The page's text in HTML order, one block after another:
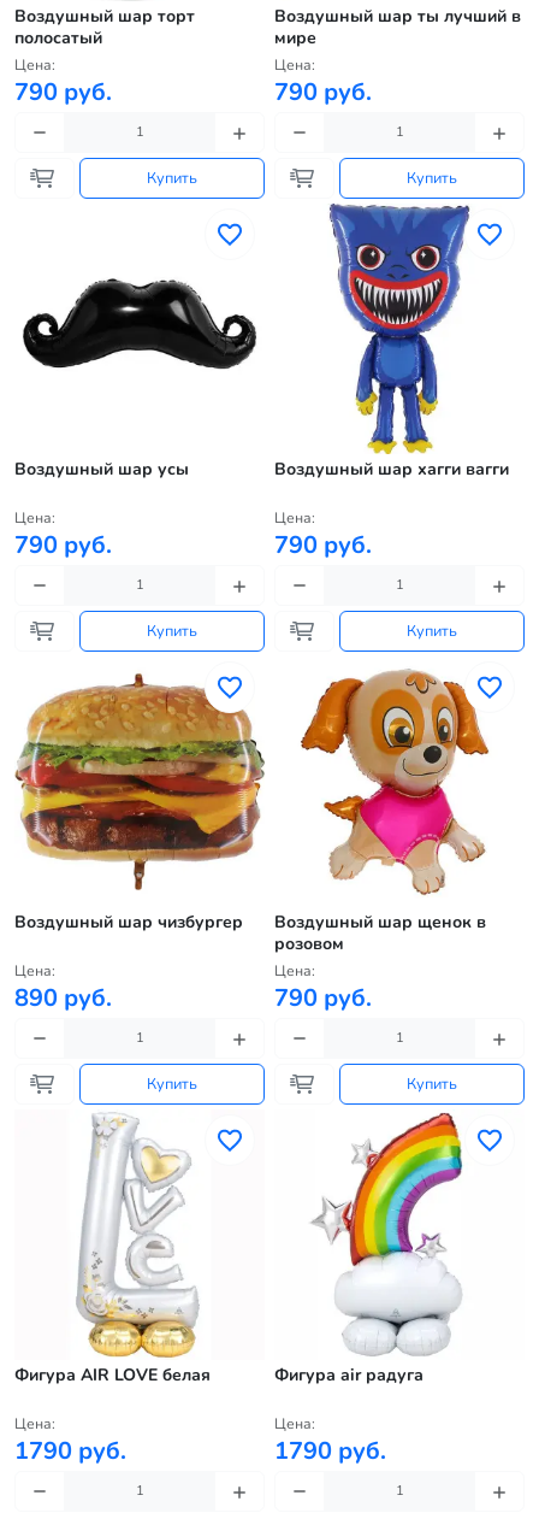
Воздушный шар торт
полосатый
Цена:
790 руб.
Купить
Воздушный шар ты лучший в
мире
Цена:
790 руб.
Купить
Воздушный шар усы
Цена:
790 руб.
Купить
Воздушный шар хагги вагги
Цена:
790 руб.
Купить
Воздушный шар чизбургер
Цена:
890 руб.
Купить
Воздушный шар щенок в
розовом
Цена:
790 руб.
Купить
Фигура AIR LOVE белая
Цена:
1790 руб.
Фигура air радуга
Цена:
1790 руб.